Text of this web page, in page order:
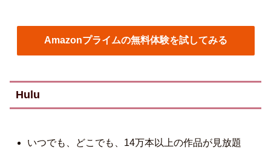
Amazonプライムの無料体験を試してみる
Hulu
いつでも、どこでも、14万本以上の作品が見放題